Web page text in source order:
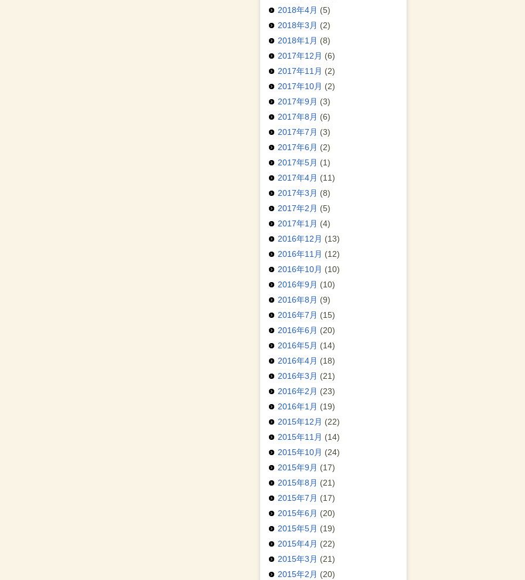
2018年4月 (5)
2018年3月 (2)
2018年1月 (8)
2017年12月 (6)
2017年11月 (2)
2017年10月 (2)
2017年9月 (3)
2017年8月 (6)
2017年7月 (3)
2017年6月 (2)
2017年5月 (1)
2017年4月 (11)
2017年3月 (8)
2017年2月 (5)
2017年1月 (4)
2016年12月 (13)
2016年11月 (12)
2016年10月 (10)
2016年9月 (10)
2016年8月 (9)
2016年7月 (15)
2016年6月 (20)
2016年5月 (14)
2016年4月 (18)
2016年3月 (21)
2016年2月 (23)
2016年1月 (19)
2015年12月 (22)
2015年11月 (14)
2015年10月 (24)
2015年9月 (17)
2015年8月 (21)
2015年7月 (17)
2015年6月 (20)
2015年5月 (19)
2015年4月 (22)
2015年3月 (21)
2015年2月 (20)